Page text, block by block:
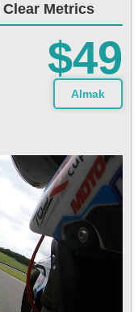
Clear Metrics
$49
Almak